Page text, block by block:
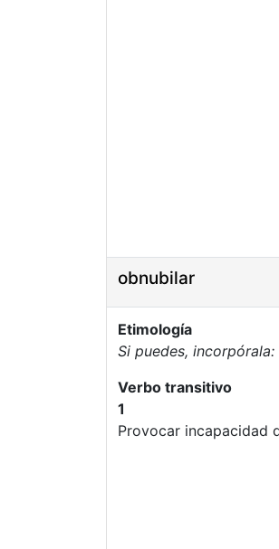
obnubilar
Etimología
Si puedes,
Verbo transitivo
1
Provocar incapacidad